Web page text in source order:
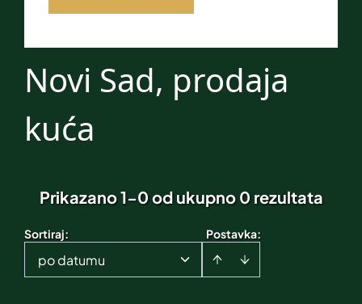
Novi Sad, prodaja
kuća
Prikazano 1-0 od ukupno 0 rezultata
Postavka:
Sortiraj:
po datumu